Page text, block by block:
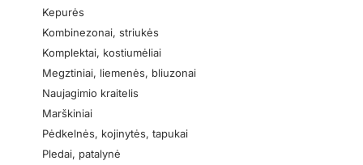
Kepurės
Kombinezonai, striukės
Komplektai, kostiumėliai
Megztiniai, liemenės, bliuzonai
Naujagimio kraitelis
Marškiniai
Pėdkelnės, kojinytės, tapukai
Pledai, patalynė